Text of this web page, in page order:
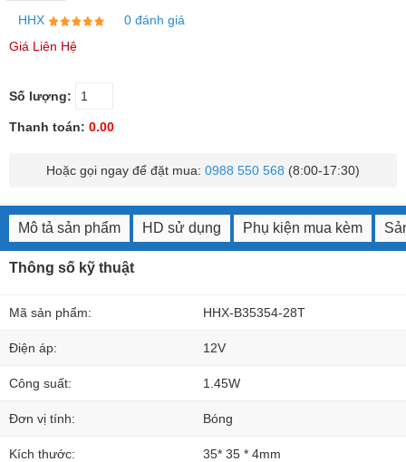
HHX
0 đánh giá
Giá Liên Hệ
Số lượng:
Thanh toán: 0.00
Hoặc gọi ngay để đặt mua: 0988 550 568 (8:00-17:30)
Mô tả sản phẩm HD sử dụng Phụ kiện mua kèm
Thông số kỹ thuật
Mã sản phẩm: HHX-B35354-28T
Điện áp: 12V
Công suất: 1.45W
Đơn vị tính: Bóng
Kích thước: 35* 35 * 4mm